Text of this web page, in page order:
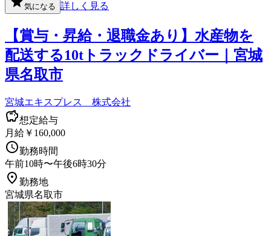
気になる 詳しく見る
【賞与・昇給・退職金あり】水産物を
配送する10tトラックドライバー｜宮城
県名取市
宮城エキスプレス 株式会社
想定給与
月給￥160,000
勤務時間
午前10時〜午後6時30分
勤務地
宮城県名取市